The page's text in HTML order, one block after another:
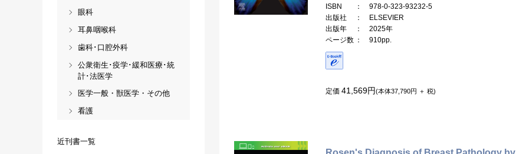
ISBN
： 978-0-323-93232-5
出版社
： ELSEVIER
出版年
： 2025年
ページ数 ： 910pp.
定価 41,569円(本体37,790円 ＋ 税)
眼科
耳鼻咽喉科
歯科･口腔外科
公衆衛生･疫学･緩和医療･統
計･法医学
医学一般・獣医学・その他
看護
近刊書一覧